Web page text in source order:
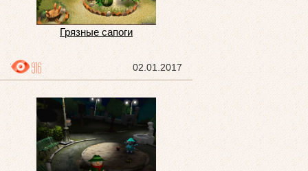
Грязные сапоги
02.01.2017
916